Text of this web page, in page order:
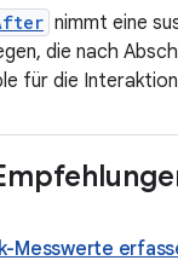
nimmt eine
die nach
für die
Messwerte